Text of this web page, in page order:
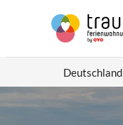
Deutschland